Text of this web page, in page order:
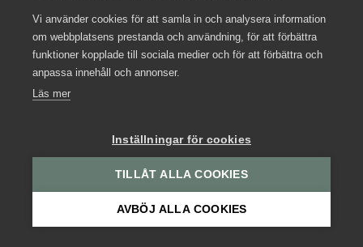
Bli medlem
Logga in på Arbetsgivarguiden
Sök på kompetensforetagen.se
Press
Arbetsgivarjouren
Vi använder cookies för att samla in och analysera information
om webbplatsens prestanda och användning, för att förbättra
funktioner kopplade till sociala medier och för att förbättra och
anpassa innehåll och annonser.
Läs mer
Inställningar för cookies
TILLÅT ALLA COOKIES
AVBÖJ ALLA COOKIES